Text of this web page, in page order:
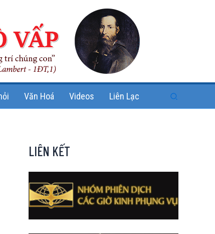
Văn Hoá Videos Liên Lạc Search
LIÊN KẾT